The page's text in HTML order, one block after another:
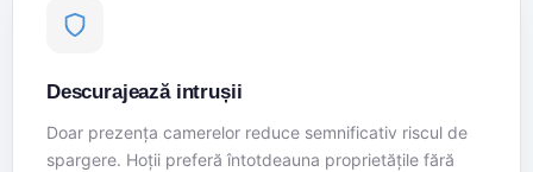
Descurajează intrușii
Doar prezența camerelor reduce semnificativ riscul de
spargere. Hoții preferă întotdeauna proprietățile fără